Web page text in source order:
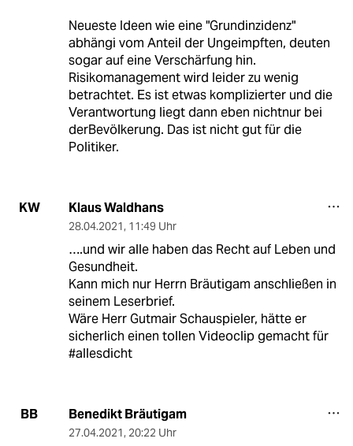
Neueste Ideen wie eine "Grundinzidenz"
abhängi vom Anteil der Ungeimpften, deuten
sogar auf eine Verschärfung hin.
Risikomanagement wird leider zu wenig
betrachtet. Es ist etwas komplizierter und die
Verantwortung liegt dann eben nichtnur bei
derBevölkerung. Das ist nicht gut für die
Politiker.
KW Klaus Waldhans
28.04.2021, 11:49 Uhr
….und wir alle haben das Recht auf Leben und
Gesundheit.
Kann mich nur Herrn Bräutigam anschließen in
seinem Leserbrief.
Wäre Herr Gutmair Schauspieler, hätte er
sicherlich einen tollen Videoclip gemacht für
#allesdicht
BB Benedikt Bräutigam
27.04.2021, 20:22 Uhr